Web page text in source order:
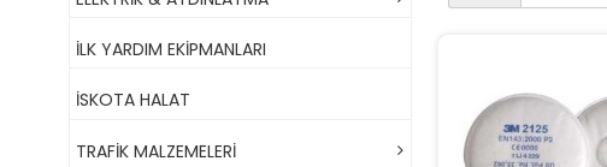
İLK YARDIM EKİPMANLARI
İSKOTA HALAT
TRAFİK MALZEMELERİ